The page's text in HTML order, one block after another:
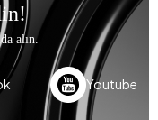
alın.
Youtube